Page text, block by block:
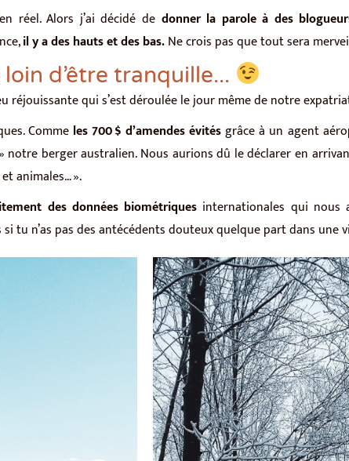
réel. Alors j’ai décidé de donner la parole à des
il y a des hauts et des bas.Ne crois pas que tout sera
d’être tranquille...
qui s’est déroulée le jour même de notre
Comme les 700 $ d’amendes évitésgrâce à un agent
berger australien. Nous aurions dû le déclarer en
animales… ».
des données biométriques internationales qui
tu n’as pas des antécédents douteux quelque part dans une